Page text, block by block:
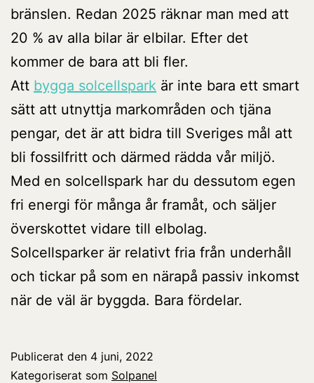
bränslen. Redan 2025 räknar man med att
20 % av alla bilar är elbilar. Efter det
kommer de bara att bli fler.
Att bygga solcellspark är inte bara ett smart
sätt att utnyttja markområden och tjäna
pengar, det är att bidra till Sveriges mål att
bli fossilfritt och därmed rädda vår miljö.
Med en solcellspark har du dessutom egen
fri energi för många år framåt, och säljer
överskottet vidare till elbolag.
Solcellsparker är relativt fria från underhåll
och tickar på som en närapå passiv inkomst
när de väl är byggda. Bara fördelar.
Publicerat den 4 juni, 2022
Kategoriserat som Solpanel